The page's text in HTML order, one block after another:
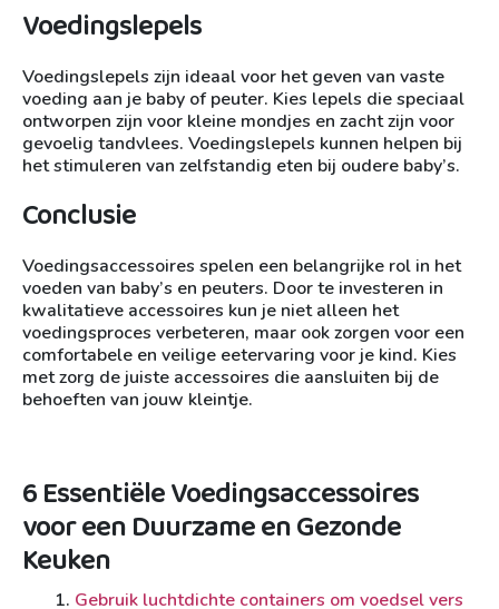
Voedingslepels
Voedingslepels zijn ideaal voor het geven van vaste
voeding aan je baby of peuter. Kies lepels die speciaal
ontworpen zijn voor kleine mondjes en zacht zijn voor
gevoelig tandvlees. Voedingslepels kunnen helpen bij
het stimuleren van zelfstandig eten bij oudere baby’s.
Conclusie
Voedingsaccessoires spelen een belangrijke rol in het
voeden van baby’s en peuters. Door te investeren in
kwalitatieve accessoires kun je niet alleen het
voedingsproces verbeteren, maar ook zorgen voor een
comfortabele en veilige eetervaring voor je kind. Kies
met zorg de juiste accessoires die aansluiten bij de
behoeften van jouw kleintje.
6 Essentiële Voedingsaccessoires
voor een Duurzame en Gezonde
Keuken
Gebruik luchtdichte containers om voedsel vers